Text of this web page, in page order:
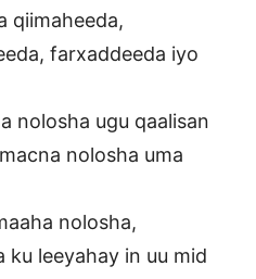
qiimaheeda,
farxaddeeda iyo
nolosha ugu qaalisan
nolosha uma
nolosha,
ku leeyahay in uu mid